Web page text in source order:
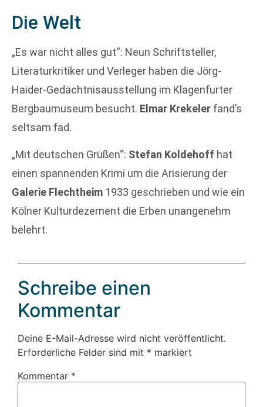
Die Welt
„Es war nicht alles gut“: Neun Schriftsteller,
Literaturkritiker und Verleger haben die Jörg-
Haider-Gedächtnisausstellung im Klagenfurter
Bergbaumuseum besucht. Elmar Krekeler fand’s
seltsam fad.
„Mit deutschen Grüßen“: Stefan Koldehoff hat
einen spannenden Krimi um die Arisierung der
Galerie Flechtheim 1933 geschrieben und wie ein
Kölner Kulturdezernent die Erben unangenehm
belehrt.
Schreibe einen
Kommentar
Deine E-Mail-Adresse wird nicht veröffentlicht.
Erforderliche Felder sind mit * markiert
Kommentar *